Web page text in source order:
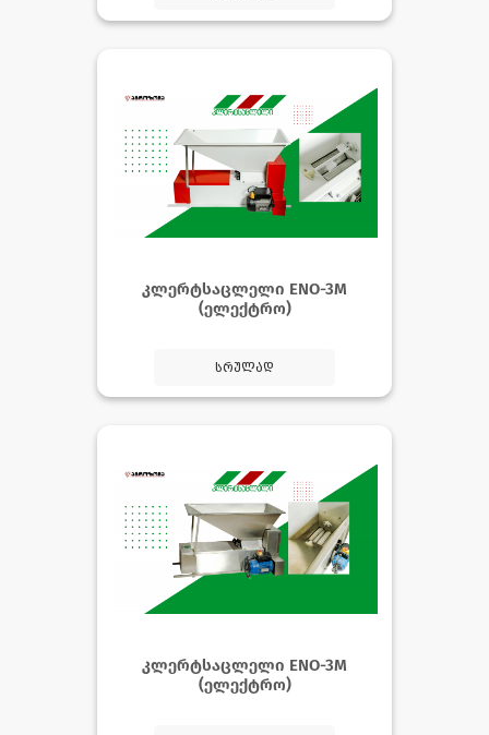
კლერტსაცლელი ENO-3M
(ელექტრო)
სრულად
კლერტსაცლელი ENO-3M
(ელექტრო)